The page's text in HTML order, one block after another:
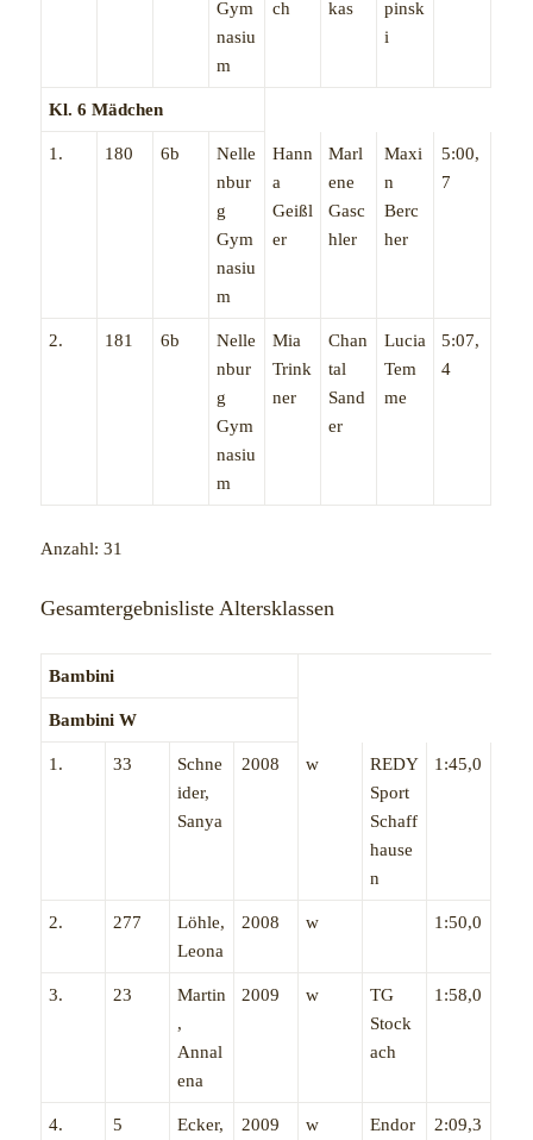
Gym
nasiu
m
ch
kas
pinsk
i
Kl. 6 Mädchen
1. 180 6b
Nelle
nbur
g
Gym
nasiu
m
Hann
a
Geißl
er
Marl
ene
Gasc
hler
Maxi
n
Berc
her
5:00,
7
2. 181 6b
Nelle
nbur
g
Gym
nasiu
m
Mia
Trink
ner
Chan
tal
Sand
er
Lucia
Tem
me
5:07,
4
Anzahl: 31
Gesamtergebnisliste Altersklassen
Bambini
Bambini W
1. 33
Schne
ider,
Sanya
2008 w
REDY
Sport
Schaff
hause
n
1:45,0
2. 277
Löhle,
Leona
2008 w 1:50,0
3. 23
Martin
,
Annal
ena
2009 w
TG
Stock
ach
1:58,0
4. 5
Ecker,
2009 w
Endor
2:09,3